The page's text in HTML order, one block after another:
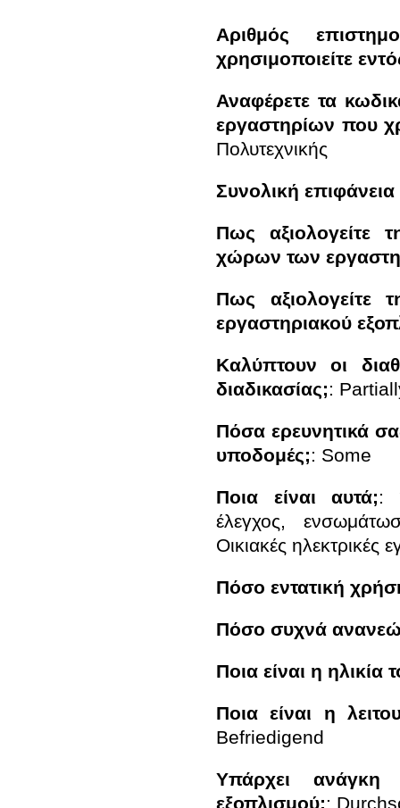
Αριθμός
χρησιμoποιείτε
Αναφέρετε τα κωδικά ονόματα (γράμμα,
εργαστηρίων που
Πολυτεχνικής
Συνολική
Πως αξιολογείτε
χώρων των
Πως αξιολογείτε
εργαστηριακού
Καλύπτουν οι
διαδικασίας;:
Πόσα ερευνητικά
υποδομές;: Some
Ποια είναι αυτά;:
έλεγχος,
Οικιακές ηλεκτρικές
Πόσο εντατική
Πόσο συχνά
Ποια είναι η
Ποια είναι η
Befriedigend
Υπάρχει ανάγκη
εξοπλισμού;: